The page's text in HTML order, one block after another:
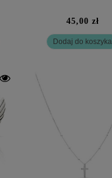
45,00 zł
Dodaj do koszyka